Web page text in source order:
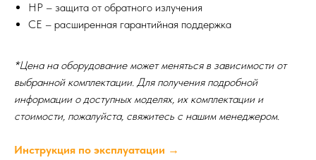
HP – защита от обратного излучения
CE – расширенная гарантийная поддержка
*Цена на оборудование может меняться в зависимости от
выбранной комплектации. Для получения подробной
информации о доступных моделях, их комплектации и
стоимости, пожалуйста, свяжитесь с нашим менеджером.
Инструкция по эксплуатации →